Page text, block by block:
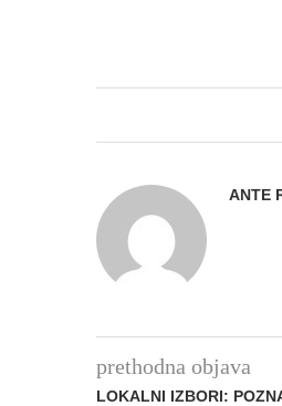
ANTE
prethodna objava
LOKALNI IZBORI: